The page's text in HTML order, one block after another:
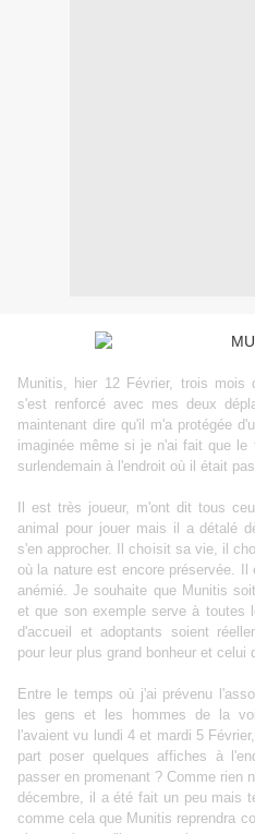
Munitis, hier 12 Février, trois mois
s'est renforcé avec mes deux
maintenant dire qu'il m'a protégée
imaginée même si je n'ai fait que
surlendemain à l'endroit où il était
Il est très joueur, m'ont dit tous
animal pour jouer mais il a détalé
s'en approcher. Il choisit sa vie, il
où la nature est encore préservée.
anémié. Je souhaite que Munitis
et que son exemple serve à toutes
d'accueil et adoptants soient
pour leur plus grand bonheur et celui
Entre le temps où j'ai prévenu
les gens et les hommes de la
l'avaient vu lundi 4 et mardi 5
part poser quelques affiches à
passer en promenant ? Comme rien
décembre, il a été fait un peu mais
comme cela que Munitis reprendra